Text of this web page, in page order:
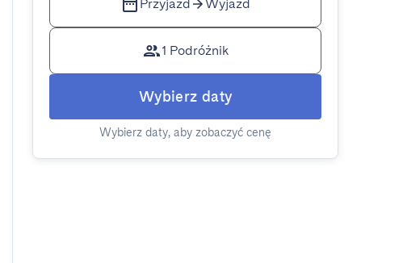
Przyjazd Wyjazd
1 Podróżnik
Wybierz daty
Wybierz daty, aby zobaczyć cenę